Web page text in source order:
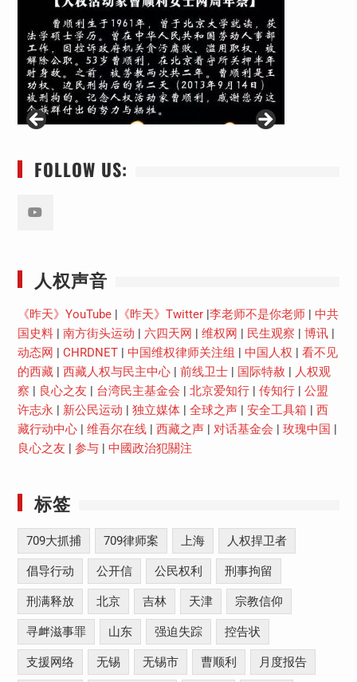
FOLLOW US:
人权声音
《昨天》YouTube| 《昨天》Twitter| 李老师不是你老师| 中共
国史料| 南方街头运动 六四天网 维权网 民生观察 博讯|
动态网
CHRDNET| 中国维权律师关注组 中国人权
看不见
的西藏| 西藏人权与民主中心| 前线卫士| 国际特赦
人权观
察
良心之友 台湾民主基金会 北京爱知行| 传知行| 公盟
许志永
新公民运动 独立媒体| 全球之声| 安全工具箱
西
藏行动中心| 维吾尔在线| 西藏之声| 对话基金会 玫瑰中国
良心之友
参与| 中國政治犯關注
标签
709大抓捕 709律师案 上海 人权捍卫者
倡导行动 公开信 公民权利 刑事拘留
刑满释放 北京 吉林 天津 宗教信仰
寻衅滋事罪 山东 强迫失踪 控告状
支援网络 无锡 无锡市 曹顺利 月度报告